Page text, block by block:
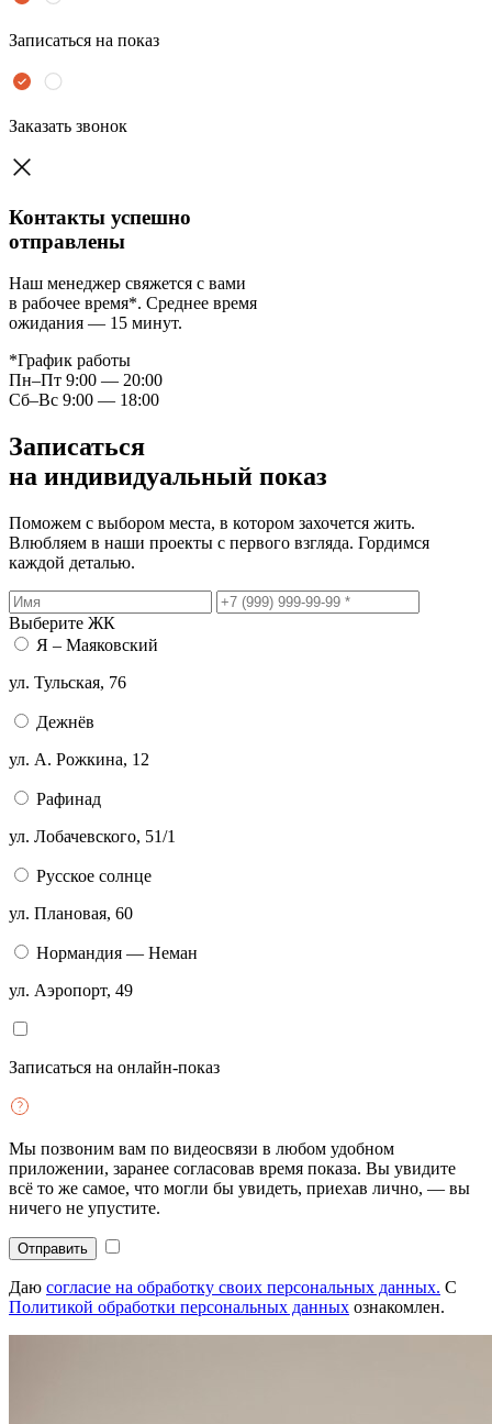
Записаться на показ
Заказать звонок
Контакты успешно
отправлены
Наш менеджер свяжется с вами
в рабочее время*. Среднее время
ожидания — 15 минут.
*График работы
Пн–Пт 9:00 — 20:00
Сб–Вс 9:00 — 18:00
Записаться
на индивидуальный показ
Поможем с выбором места, в котором захочется жить.
Влюбляем в наши проекты с первого взгляда. Гордимся
каждой деталью.
Выберите ЖК
Я – Маяковский
ул. ​Тульская, 76
Дежнёв
ул. ​​А. Рожкина, 12
Рафинад
ул. ​Лобачевского, 51/1
Русское солнце
ул. Плановая, 60
Нормандия — Неман
ул. Аэропорт, 49
Записаться на онлайн-показ
Мы позвоним вам по видеосвязи в любом удобном
приложении, заранее согласовав время показа. Вы увидите
всё то же самое, что могли бы увидеть, приехав лично, — вы
ничего не упустите.
Отправить
Даю согласие на обработку своих персональных данных. С
Политикой обработки персональных данных ознакомлен.